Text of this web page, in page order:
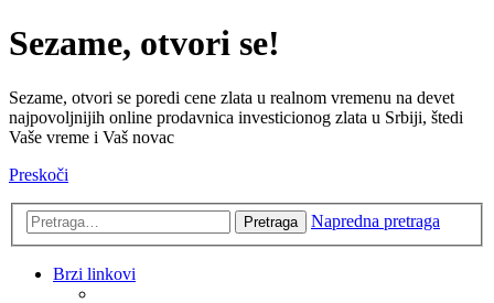
Sezame, otvori se!
Sezame, otvori se poredi cene zlata u realnom vremenu na devet
najpovoljnijih online prodavnica investicionog zlata u Srbiji, štedi
Vaše vreme i Vaš novac
Preskoči
Pretraga Napredna pretraga
Brzi linkovi